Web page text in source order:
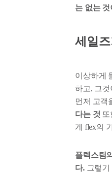
는 없는
세일
이상하게
하고, 그
먼저 고객
다는 것
게 flex의
플렉스팀
다.그렇기